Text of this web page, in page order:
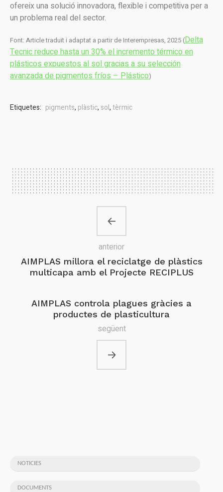
ofereix una solució innovadora, flexible i competitiva per a
un problema real del sector.
Font: Article traduït i adaptat a partir de Interempresas, 2025 (Delta
Tecnic reduce hasta un 30% el incremento térmico en
plásticos expuestos al sol gracias a su selección
avanzada de pigmentos fríos – Plástico)
Etiquetes: pigments, plàstic, sol,tèrmic
AIMPLAS millora el reciclatge de plàstics
multicapa amb el Projecte RECIPLUS
anterior
AIMPLAS controla plagues gràcies a
productes de plasticultura
següent
NOTICIES
DOCUMENTS